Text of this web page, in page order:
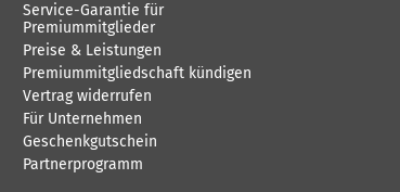
Service-Garantie für
Premiummitglieder
Preise & Leistungen
Premiummitgliedschaft kündigen
Vertrag widerrufen
Für Unternehmen
Geschenkgutschein
Partnerprogramm